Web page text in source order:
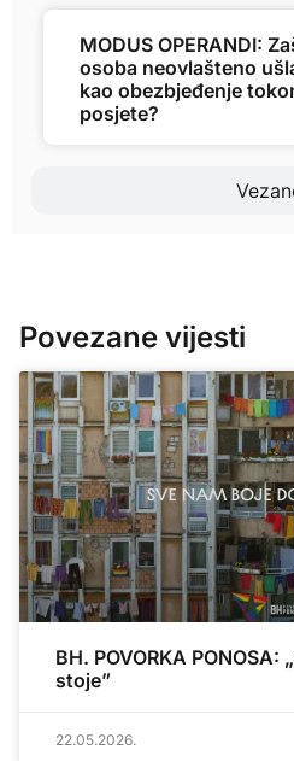
MODUS OPERANDI:
osoba neovlašteno
kao obezbjeđenje
posjete?
Povezane vijesti
BH. POVORKA PONOSA:
stoje”
22.05.2026.